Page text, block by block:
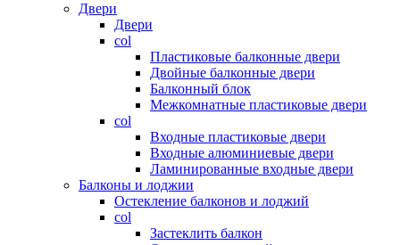
Двери
Двери
col
Пластиковые балконные двери
Двойные балконные двери
Балконный блок
Межкомнатные пластиковые двери
col
Входные пластиковые двери
Входные алюминиевые двери
Ламинированные входные двери
Балконы и лоджии
Остекление балконов и лоджий
col
Застеклить балкон